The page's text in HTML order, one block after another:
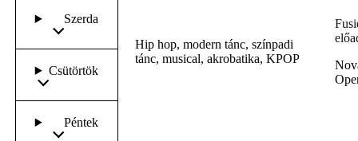
Szerda
Csütörtök
Péntek
Hip hop, modern tánc, színpadi
tánc, musical, akrobatika, KPOP